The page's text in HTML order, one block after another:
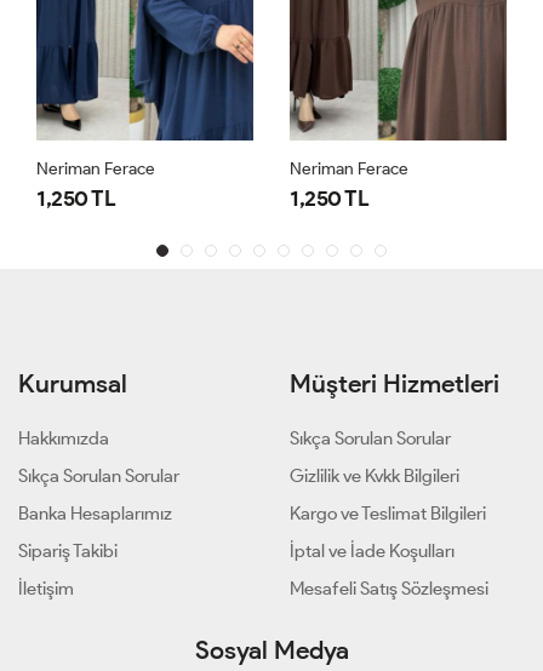
Neriman Ferace
1,250 TL
Neriman Ferace
1,250 TL
Kurumsal
Hakkımızda
Sıkça Sorulan Sorular
Banka Hesaplarımız
Sipariş Takibi
İletişim
Müşteri Hizmetleri
Sıkça Sorulan Sorular
Gizlilik ve Kvkk Bilgileri
Kargo ve Teslimat Bilgileri
İptal ve İade Koşulları
Mesafeli Satış Sözleşmesi
Sosyal Medya